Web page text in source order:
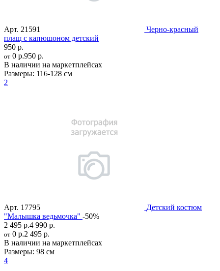
Арт. 21591
Черно-красный
плащ с капюшоном детский
950 р.
от 0 р.950 р.
В наличии на маркетплейсах
Размеры: 116-128 см
2
Арт. 17795
Детский костюм
"Малышка ведьмочка" -50%
2 495 р.4 990 р.
от 0 р.2 495 р.
В наличии на маркетплейсах
Размеры: 98 см
4